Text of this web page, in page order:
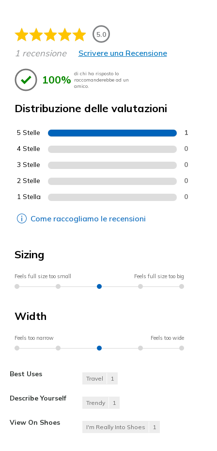
5.0
1 recensione Scrivere una Recensione
100% di chi ha risposto lo
raccomanderebbe ad un
amico.
Distribuzione delle valutazioni
5 Stelle 1
4 Stelle 0
3 Stelle 0
2 Stelle 0
1 Stella 0
Come raccogliamo le recensioni
Sizing
Feels full size too small Feels full size too big
Width
Feels too narrow Feels too wide
Best Uses
Travel 1
Describe Yourself
Trendy 1
View On Shoes
I'm Really Into Shoes 1